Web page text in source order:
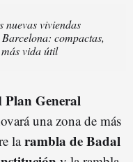
nuevas viviendas
compactas,
vida útil
Plan General
una zona de más
larambla de Badal